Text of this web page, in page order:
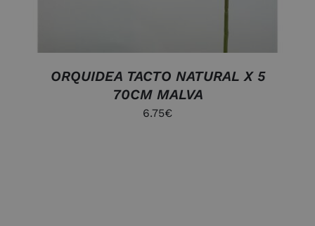
ORQUIDEA TACTO NATURAL X 5
70CM MALVA
6.75€